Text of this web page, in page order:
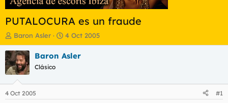
PUTALOCURA es un fraude
I
n
i
c
i
a
o
Baron Asler
F
e
c
i
4 Oct 2005
Baron Asler
Clásico
4 Oct 2005 #1